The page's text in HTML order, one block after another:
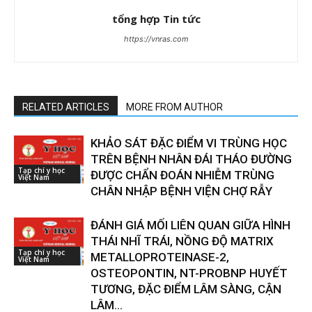
tổng hợp Tin tức
https://vnras.com
RELATED ARTICLES MORE FROM AUTHOR
Tạp chí y học
Việt Nam
KHẢO SÁT ĐẶC ĐIỂM VI TRÙNG HỌC
TRÊN BỆNH NHÂN ĐÁI THÁO ĐƯỜNG
ĐƯỢC CHẨN ĐOÁN NHIỄM TRÙNG
CHÂN NHẬP BỆNH VIỆN CHỢ RẪY
Tạp chí y học
Việt Nam
ĐÁNH GIÁ MỐI LIÊN QUAN GIỮA HÌNH
THÁI NHĨ TRÁI, NỒNG ĐỘ MATRIX
METALLOPROTEINASE-2,
OSTEOPONTIN, NT-PROBNP HUYẾT
TƯƠNG, ĐẶC ĐIỂM LÂM SÀNG, CẬN
LÂM...